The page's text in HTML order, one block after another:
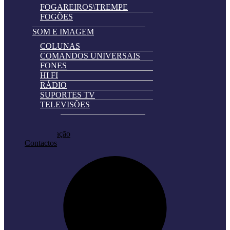
FOGAREIROS\TREMPE
FOGÕES
SOM E IMAGEM
COLUNAS
COMANDOS UNIVERSAIS
FONES
HI FI
RÁDIO
SUPORTES TV
TELEVISÕES
Categories
in
Pedir Cotação
Contactos